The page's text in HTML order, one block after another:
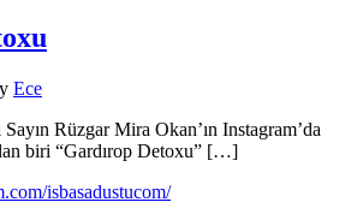
Ece
Sayın Rüzgar Mira Okan’ın Instagram’da
biri “Gardırop Detoxu” […]
isbasadustucom/